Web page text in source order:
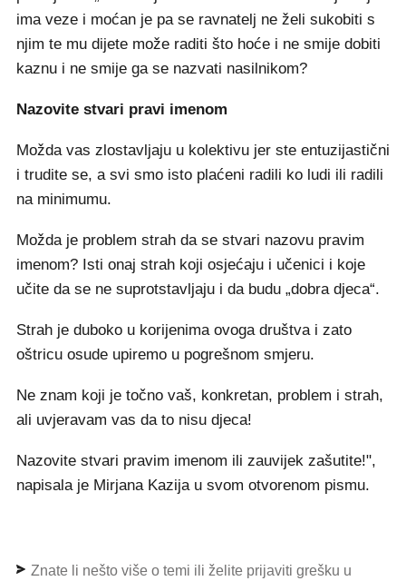
ima veze i moćan je pa se ravnatelj ne želi sukobiti s
njim te mu dijete može raditi što hoće i ne smije dobiti
kaznu i ne smije ga se nazvati nasilnikom?
Nazovite stvari pravi imenom
Možda vas zlostavljaju u kolektivu jer ste entuzijastični
i trudite se, a svi smo isto plaćeni radili ko ludi ili radili
na minimumu.
Možda je problem strah da se stvari nazovu pravim
imenom? Isti onaj strah koji osjećaju i učenici i koje
učite da se ne suprotstavljaju i da budu „dobra djeca“.
Strah je duboko u korijenima ovoga društva i zato
oštricu osude upiremo u pogrešnom smjeru.
Ne znam koji je točno vaš, konkretan, problem i strah,
ali uvjeravam vas da to nisu djeca!
Nazovite stvari pravim imenom ili zauvijek zašutite!",
napisala je Mirjana Kazija u svom otvorenom pismu.
Znate li nešto više o temi ili želite prijaviti grešku u